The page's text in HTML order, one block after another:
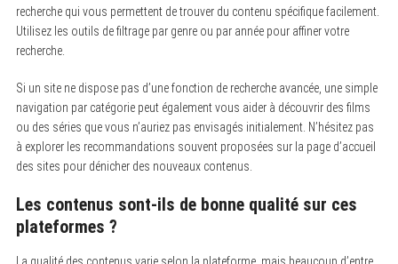
recherche qui vous permettent de trouver du contenu spécifique facilement.
Utilisez les outils de filtrage par genre ou par année pour affiner votre
recherche.
Si un site ne dispose pas d’une fonction de recherche avancée, une simple
navigation par catégorie peut également vous aider à découvrir des films
ou des séries que vous n’auriez pas envisagés initialement. N’hésitez pas
à explorer les recommandations souvent proposées sur la page d’accueil
des sites pour dénicher des nouveaux contenus.
Les contenus sont-ils de bonne qualité sur ces
plateformes ?